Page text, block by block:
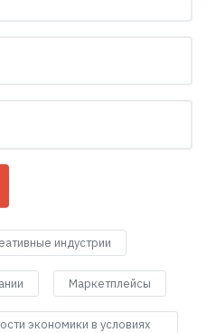
индустрии
Маркетплейсы
экономики в условиях